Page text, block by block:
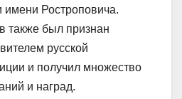
имени Ростроповича.
также был признан
русской
и получил множество
и наград.